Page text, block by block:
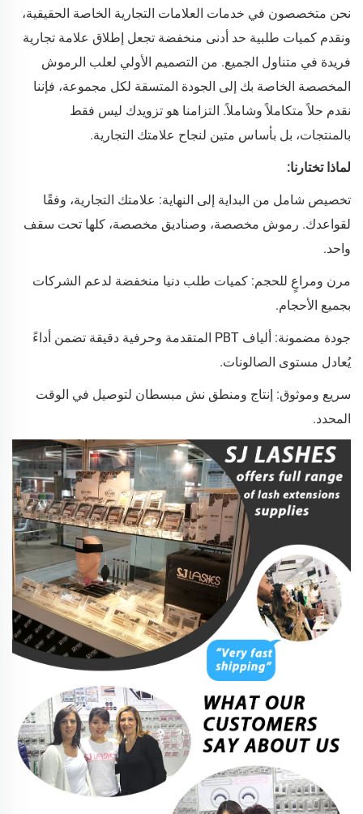
نحن متخصصون في خدمات العلامات التجارية الخاصة الحقيقية،
ونقدم كميات طلبية حد أدنى منخفضة تجعل إطلاق علامة تجارية
فريدة في متناول الجميع. من التصميم الأولي لعلب الرموش
المخصصة الخاصة بك إلى الجودة المتسقة لكل مجموعة، فإننا
نقدم حلاً متكاملاً وشاملاً. التزامنا هو تزويدك ليس فقط
بالمنتجات، بل بأساس متين لنجاح علامتك التجارية.
لماذا تختارنا:
تخصيص شامل من البداية إلى النهاية: علامتك التجارية، وفقًا
لقواعدك. رموش مخصصة، وصناديق مخصصة، كلها تحت سقف
واحد.
مرن ومراعٍ للحجم: كميات طلب دنيا منخفضة لدعم الشركات
بجميع الأحجام.
جودة مضمونة: ألياف PBT المتقدمة وحرفية دقيقة تضمن أداءً
يُعادل مستوى الصالونات.
سريع وموثوق: إنتاج ومنطق نش مبسطان لتوصيل في الوقت
المحدد.